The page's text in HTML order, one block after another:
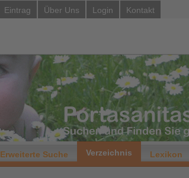
Eintrag Über Uns Login Kontakt
Erweiterte Suche Verzeichnis Lexikon